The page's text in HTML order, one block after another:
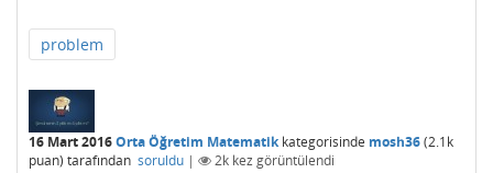
problem
16 Mart 2016Orta Öğretim Matematikkategorisinde mosh36(2.1k
puan) tarafından soruldu | 2k kez görüntülendi